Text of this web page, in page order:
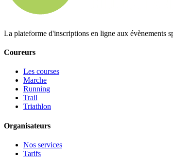
La plateforme d'inscriptions en ligne aux évènements
Coureurs
Les courses
Marche
Running
Trail
Triathlon
Organisateurs
Nos services
Tarifs